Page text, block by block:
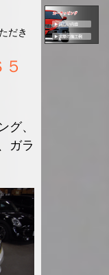
だき
グ、
ガラ